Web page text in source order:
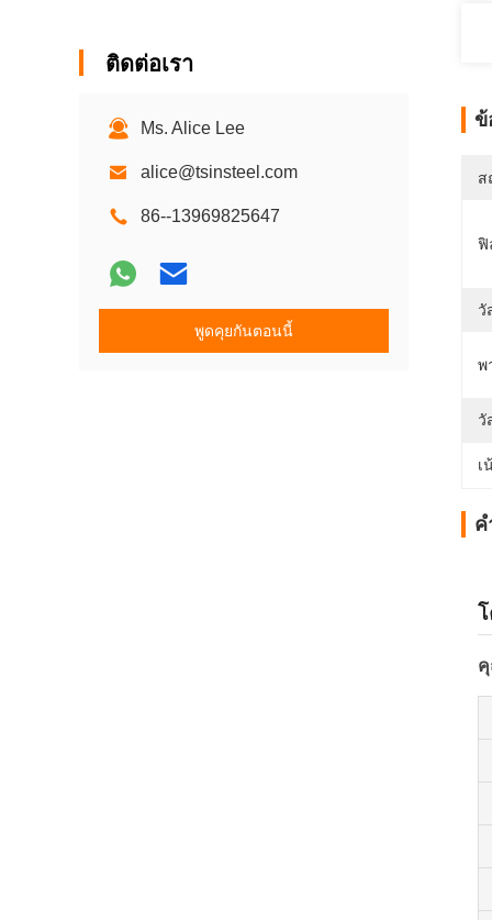
ติดต่อเรา
Ms. Alice Lee
alice@tsinsteel.com
86--13969825647
พูดคุยกันตอนนี้
ข้
ส
ฟิ
วั
พ
วั
เ
คํ